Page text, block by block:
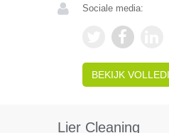
Sociale media:
BEKIJK
Lier Cleaning